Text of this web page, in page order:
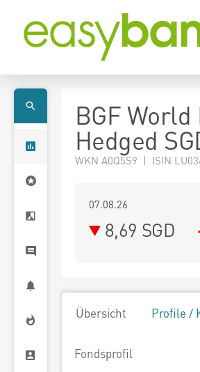
BGF
Hedged
WKN A0Q5S9 | ISIN
07.08.26
8,69 SGD
Übersicht Profile /
Fondsprofil